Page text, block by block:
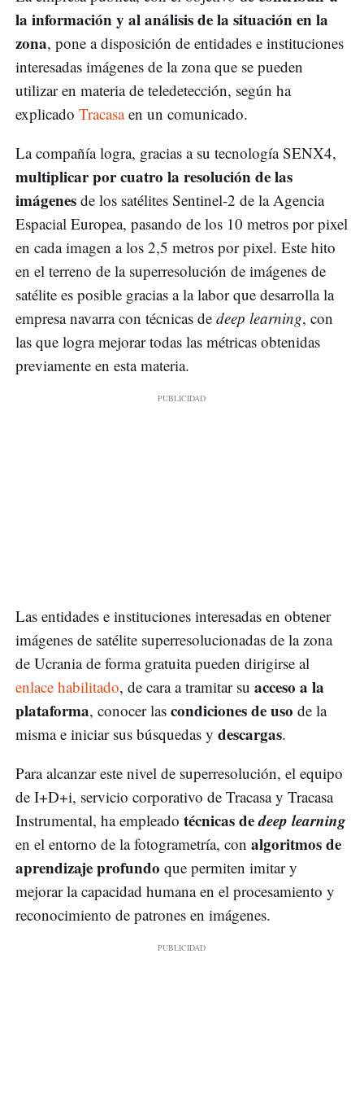
la información y al análisis de la situación en la
zona, pone a disposición de entidades e instituciones
interesadas imágenes de la zona que se pueden
utilizar en materia de teledetección, según ha
explicado Tracasaen un comunicado.
La compañía logra, gracias a su tecnología SENX4,
multiplicar por cuatro la resolución de las
imágenes de los satélites Sentinel-2 de la Agencia
Espacial Europea, pasando de los 10 metros por pixel
en cada imagen a los 2,5 metros por pixel. Este hito
en el terreno de la superresolución de imágenes de
satélite es posible gracias a la labor que desarrolla la
empresa navarra con técnicas de deep learning, con
las que logra mejorar todas las métricas obtenidas
previamente en esta materia.
Las entidades e instituciones interesadas en obtener
imágenes de satélite superresolucionadas de la zona
de Ucrania de forma gratuita pueden dirigirse al
enlace habilitado, de cara a tramitar su acceso a la
plataforma, conocer las condicionesdeuso de la
misma e iniciar sus búsquedas y descargas.
Para alcanzar este nivel de superresolución, el equipo
de I+D+i, servicio corporativo de Tracasa y Tracasa
Instrumental, ha empleado técnicas dedeep learning
en el entorno de la fotogrametría, con algoritmos de
aprendizaje profundo que permiten imitar y
mejorar la capacidad humana en el procesamiento y
reconocimiento de patrones en imágenes.